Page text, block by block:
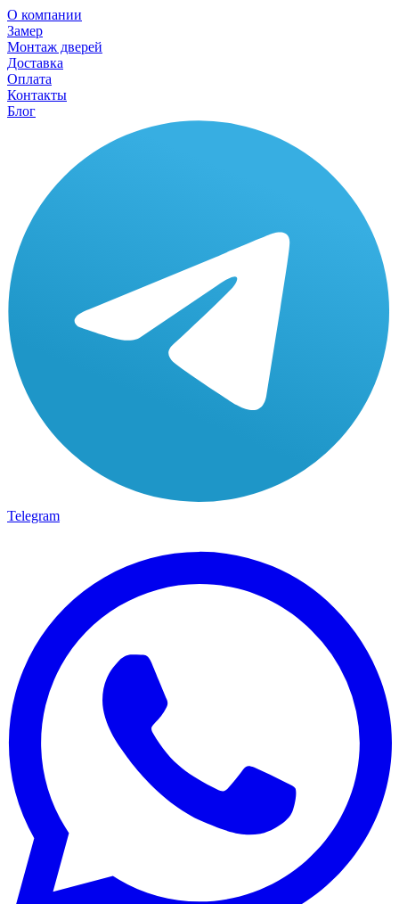
О компании
Замер
Монтаж дверей
Доставка
Оплата
Контакты
Блог
Telegram